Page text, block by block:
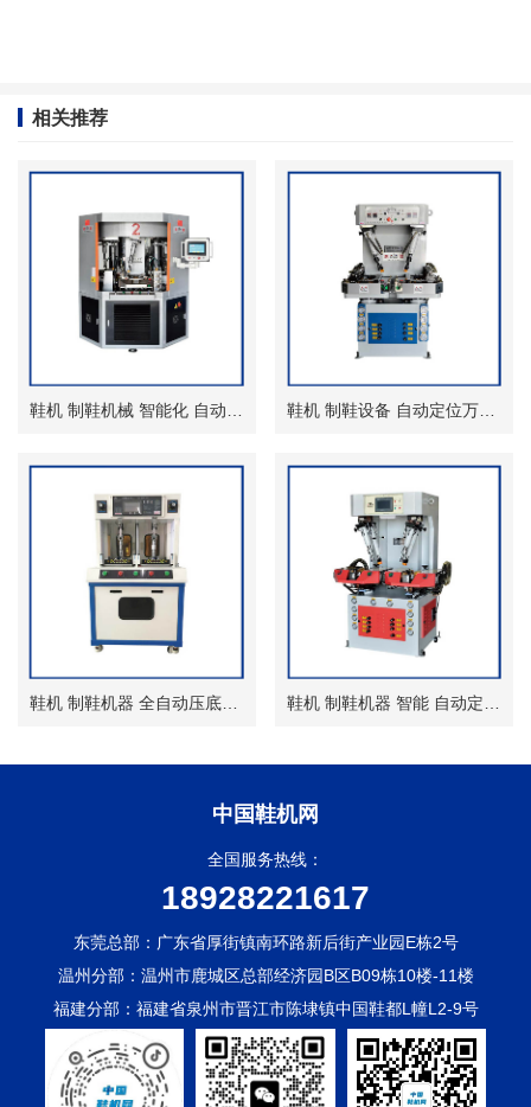
相关推荐
中国鞋机网
全国服务热线：
18928221617
东莞总部：广东省厚街镇南环路新后街产业园E栋2号
温州分部：温州市鹿城区总部经济园B区B09栋10楼-11楼
福建分部：福建省泉州市晋江市陈埭镇中国鞋都L幢L2-9号